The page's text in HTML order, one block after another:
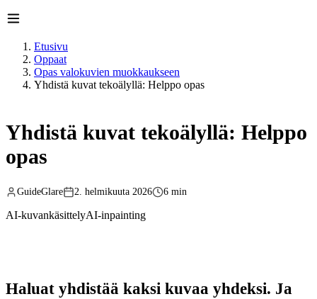
Etusivu
Oppaat
Opas valokuvien muokkaukseen
Yhdistä kuvat tekoälyllä: Helppo opas
Yhdistä kuvat tekoälyllä: Helppo
opas
GuideGlare 2. helmikuuta 2026 6 min
AI-kuvankäsittelyAI-inpainting
Haluat yhdistää kaksi kuvaa yhdeksi. Ja